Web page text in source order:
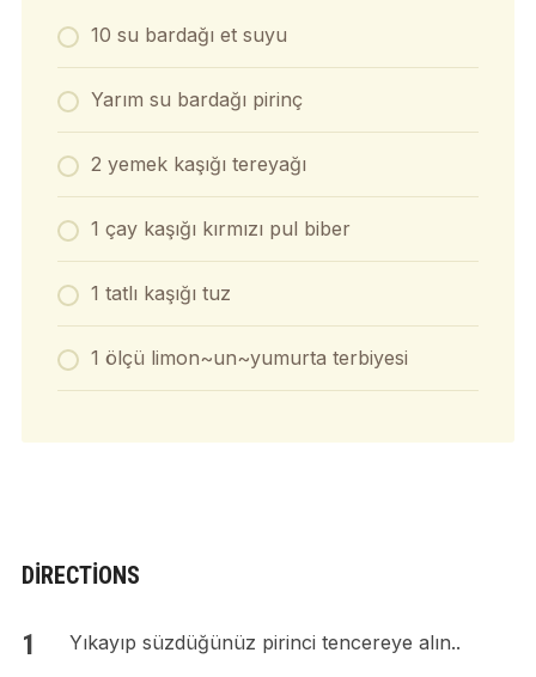
10 su bardağı et suyu
Yarım su bardağı pirinç
2 yemek kaşığı tereyağı
1 çay kaşığı kırmızı pul biber
1 tatlı kaşığı tuz
1 ölçü limon~un~yumurta terbiyesi
DIRECTIONS
Yıkayıp süzdüğünüz pirinci tencereye alın..